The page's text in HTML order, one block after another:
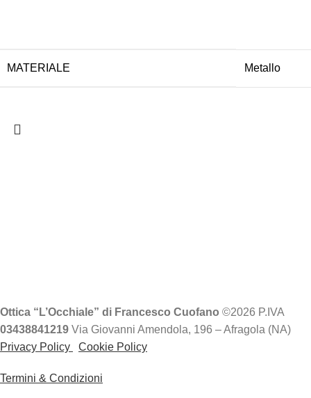
MATERIALE Metallo
Ottica “L’Occhiale” di Francesco Cuofano ©2026 P.IVA
03438841219 Via Giovanni Amendola, 196 – Afragola (NA)
Privacy Policy
Cookie Policy
Termini & Condizioni